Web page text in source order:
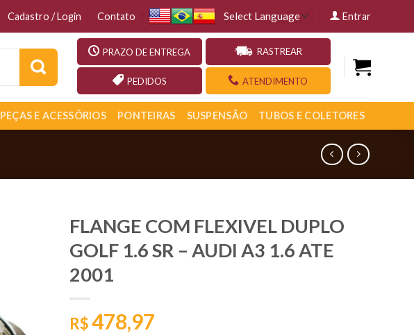
Cadastro / Login Contato Entrar
PRAZO DE ENTREGA
PEDIDOS
RASTREAR
ATENDIMENTO
PEÇAS E ACESSÓRIOS PONTEIRAS SUSPENSÃO TUBOS E COLETORES
FLANGE COM FLEXIVEL DUPLO
GOLF 1.6 SR – AUDI A3 1.6 ATE
2001
R$478,97